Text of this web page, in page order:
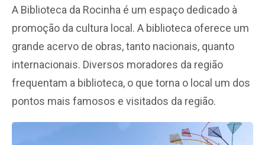
A Biblioteca da Rocinha é um espaço dedicado à
promoção da cultura local. A biblioteca oferece um
grande acervo de obras, tanto nacionais, quanto
internacionais. Diversos moradores da região
frequentam a biblioteca, o que torna o local um dos
pontos mais famosos e visitados da região.